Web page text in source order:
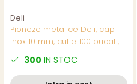
Deli
Pioneze metalice Deli, cap
inox 10 mm, cutie 100 bucati,
300 IN STOC